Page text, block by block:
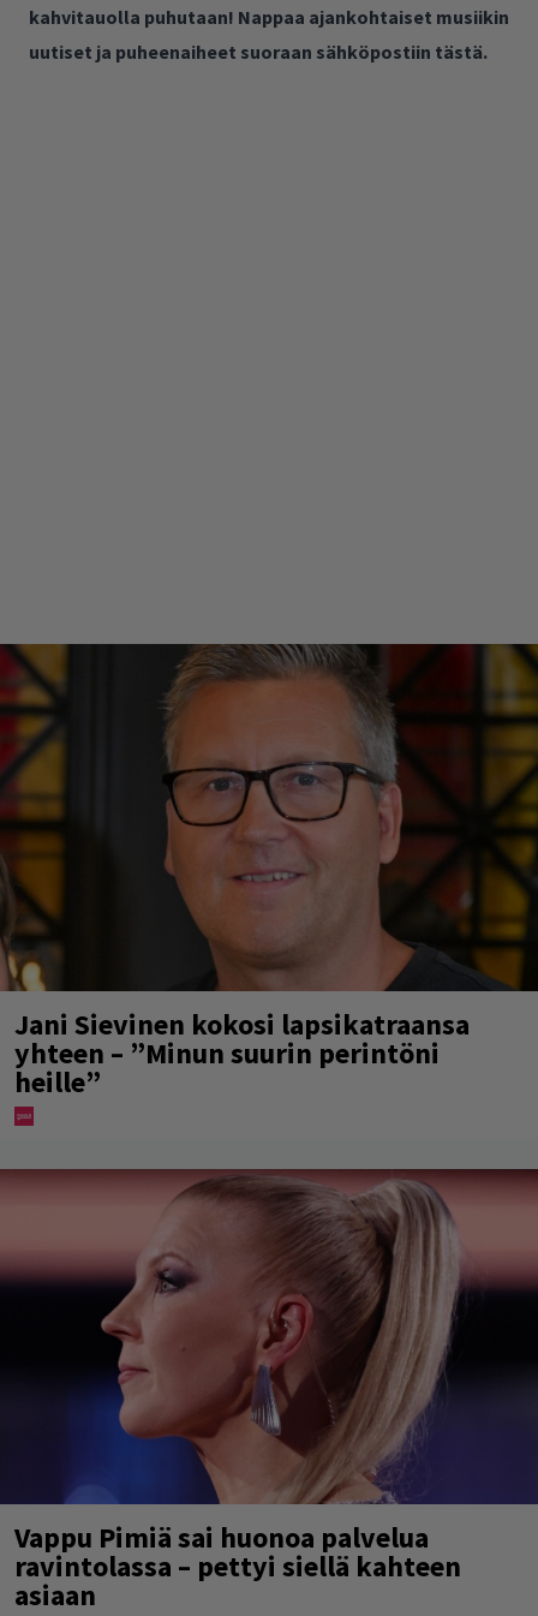
kahvitauolla puhutaan! Nappaa ajankohtaiset musiikin
uutiset ja puheenaiheet suoraan sähköpostiin tästä.
Jani Sievinen kokosi lapsikatraansa
yhteen – ”Minun suurin perintöni
heille”
Vappu Pimiä sai huonoa palvelua
ravintolassa – pettyi siellä kahteen
asiaan